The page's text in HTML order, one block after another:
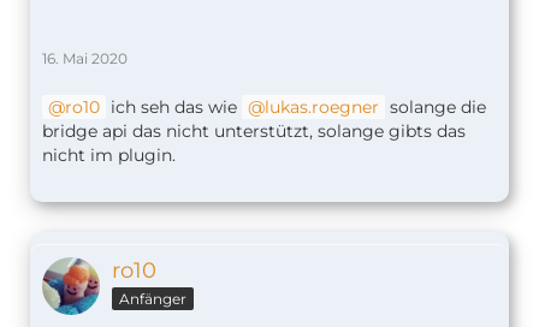
16. Mai 2020
ro10 ich seh das wie lukas.roegner solange die
bridge api das nicht unterstützt, solange gibts das
nicht im plugin.
ro10
Anfänger